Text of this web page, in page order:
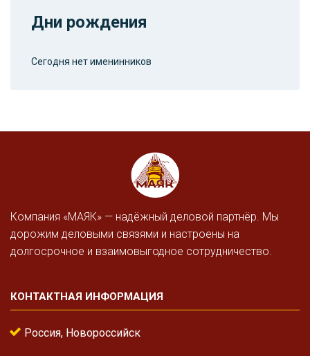
Дни рождения
Сегодня нет именинников
Компания «МАЯК» — надёжный деловой партнёр. Мы
дорожим деловыми связями и настроены на
долгосрочное и взаимовыгодное сотрудничество.
КОНТАКТНАЯ ИНФОРМАЦИЯ
Россия, Новороссийск